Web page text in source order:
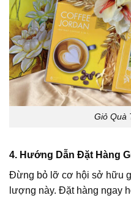
Giỏ Quà
4. Hướng Dẫn Đặt Hàng
Đừng bỏ lỡ cơ hội sở hữu
lượng này. Đặt hàng ngay